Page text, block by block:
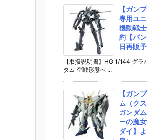
【ガン
専用ユ
機動戦
約【バ
日再販
【取扱説明書】HG 1/144 グ
タム 空戦形態へ ...
【ガン
ム（ク
ガンダ
ーの魔
ダイ】